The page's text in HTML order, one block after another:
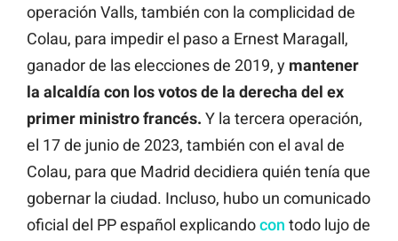
operación Valls, también con la complicidad de
Colau, para impedir el paso a Ernest Maragall,
ganador de las elecciones de 2019, y mantener
la alcaldía con los votos de la derecha del ex
primer ministro francés. Y la tercera operación,
el 17 de junio de 2023, también con el aval de
Colau, para que Madrid decidiera quién tenía que
gobernar la ciudad. Incluso, hubo un comunicado
oficial del PP español explicandocon todo lujo de